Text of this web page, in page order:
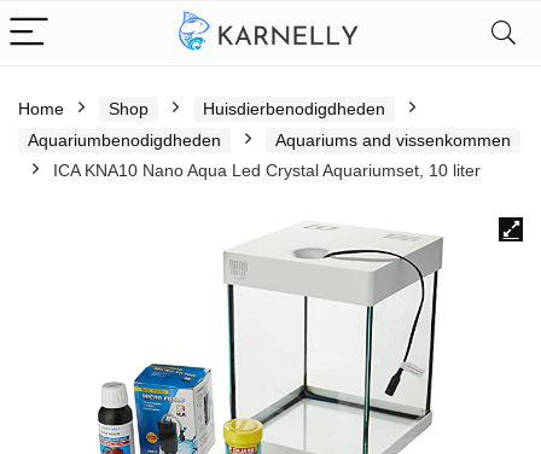
Home Shop
Huisdierbenodigdheden
Aquariumbenodigdheden
Aquariums and vissenkommen
ICA KNA10 Nano Aqua Led Crystal Aquariumset, 10 liter